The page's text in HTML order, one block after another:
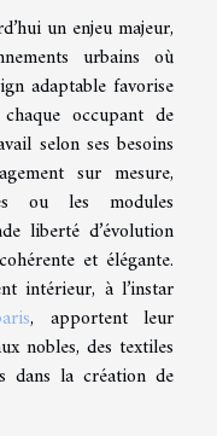
un enjeu majeur,
urbains où
adaptable favorise
occupant de
selon ses besoins
sur mesure,
ou les modules
liberté d’évolution
et élégante.
intérieur, à l’instar
, apportent leur
nobles, des textiles
dans la création de